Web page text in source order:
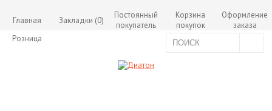
Главная Закладки (0)
Постоянный
покупатель
Корзина
покупок
Оформление
заказа
Розница